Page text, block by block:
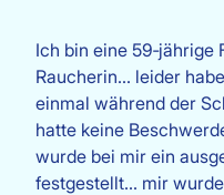
Ich bin eine 59‑jährige
Raucherin… leider
einmal während der
hatte keine
wurde bei mir ein
festgestellt… mir